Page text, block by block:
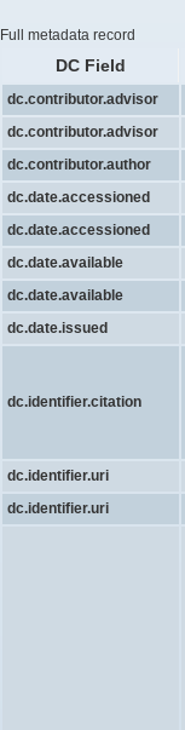
Full metadata record
DC Field
dc.contributor.advisor
dc.contributor.advisor
dc.contributor.author
dc.date.accessioned
dc.date.accessioned
dc.date.available
dc.date.available
dc.date.issued
dc.identifier.citation
dc.identifier.uri
dc.identifier.uri